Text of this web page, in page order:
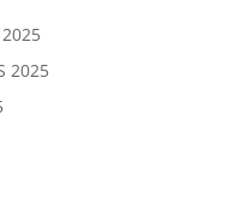
2025